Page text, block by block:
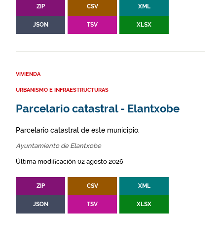
ZIP CSV XML
JSON TSV XLSX
VIVIENDA
URBANISMO E INFRAESTRUCTURAS
Parcelario catastral - Elantxobe
Parcelario catastral de este municipio.
Ayuntamiento de Elantxobe
Última modificación 02 agosto 2026
ZIP CSV XML
JSON TSV XLSX